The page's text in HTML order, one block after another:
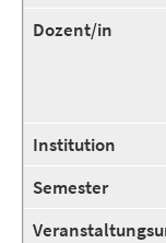
Dozent/in
Institution
Semester